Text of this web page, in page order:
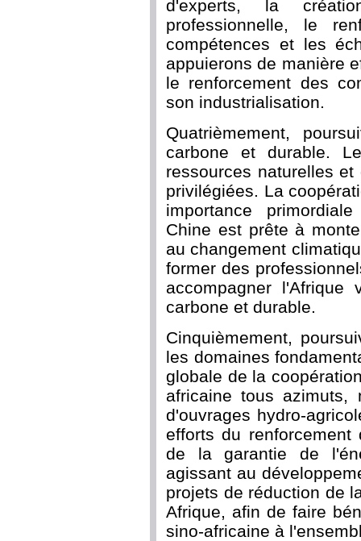
d'experts, la
professionnelle, le
compétences et les
appuierons de manière
le renforcement des
son industrialisation.
Quatrièmement,
carbone et durable.
ressources naturelles
privilégiées. La
importance
Chine est prête à
au changement
former des
accompagner l'Afrique
carbone et durable.
Cinquièmement,
les domaines
globale de la
africaine tous azimuts,
d'ouvrages hydro-
efforts du
de la garantie de
agissant au
projets de réduction de
Afrique, afin de faire
sino-africaine à